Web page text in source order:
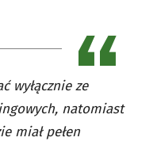
wyłącznie ze
natomiast
miał pełen